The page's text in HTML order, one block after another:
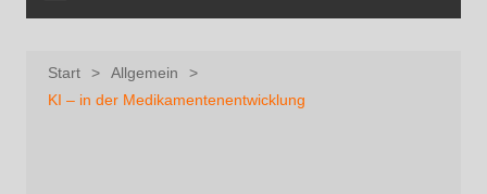
Start
Allgemein
KI – in der Medikamentenentwicklung